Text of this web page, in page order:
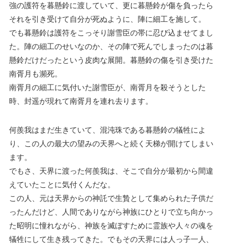
強の護符を暮懸鈴に渡していて、更に暮懸鈴が傷を負ったら
それを引き受けて自分が死ぬように、陣に細工を施して。
でも暮懸鈴は護符をこっそり謝雪臣の帯に忍び込ませてまし
た。陣の細工のせいなのか、その陣で死んでしまったのは暮
懸鈴だけだったという皮肉な展開。暮懸鈴の傷を引き受けた
南胥月も瀕死。
南胥月の細工に気付いた謝雪臣が、南胥月を殺そうとした
時、封遥が現れて南胥月を連れ去ります。
何羨我はまだ生きていて、混沌珠である暮懸鈴の犠牲によ
り、この人の最大の望みの天界へと続く天梯が開けてしまい
ます。
でもさ、天界に渡った何羨我は、そこで自分が最初から間違
えていたことに気付くんだな。
この人、元は天界からの神託で生贄として集められた子供だ
ったんだけど、人間でありながら神族にひとりで立ち向かっ
た昭明に憧れながら、神族を滅ぼすために霊族や人々の魂を
犠牲にして生き残ってきた。でもその天界には人っ子一人、